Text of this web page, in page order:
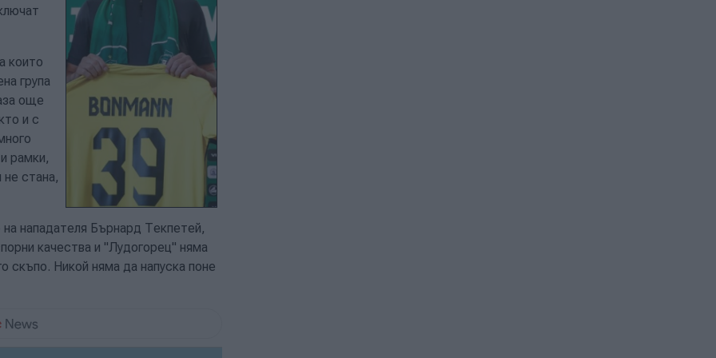
които
група
още
и с
рамки,
стана,
нападателя Бърнард Текпетей,
качества и "Лудогорец" няма
скъпо. Никой няма да напуска поне